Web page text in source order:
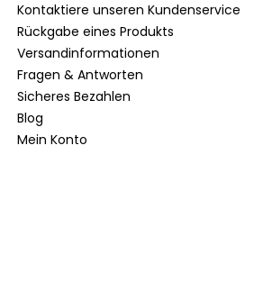
Kontaktiere unseren Kundenservice
Rückgabe eines Produkts
Versandinformationen
Fragen & Antworten
Sicheres Bezahlen
Blog
Mein Konto